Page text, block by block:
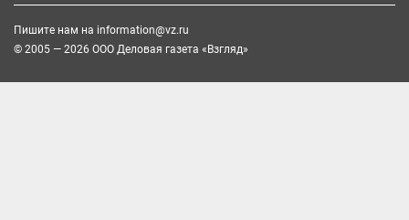
Пишите нам на information@vz.ru
© 2005 — 2026 ООО Деловая газета «Взгляд»